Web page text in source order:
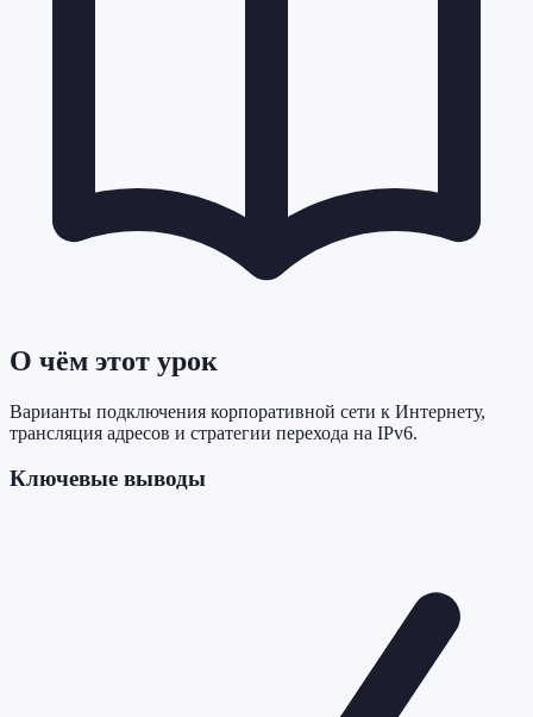
О чём этот урок
Варианты подключения корпоративной сети к Интернету,
трансляция адресов и стратегии перехода на IPv6.
Ключевые выводы